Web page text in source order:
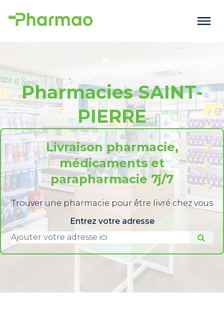
Pharmacies SAINT-
PIERRE
Livraison pharmacie,
médicaments et
parapharmacie 7j/7
Trouver une pharmacie pour être livré chez vous
Entrez votre adresse